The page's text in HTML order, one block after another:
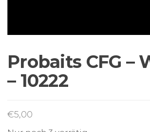
Probaits CFG –
– 10222
€5,00